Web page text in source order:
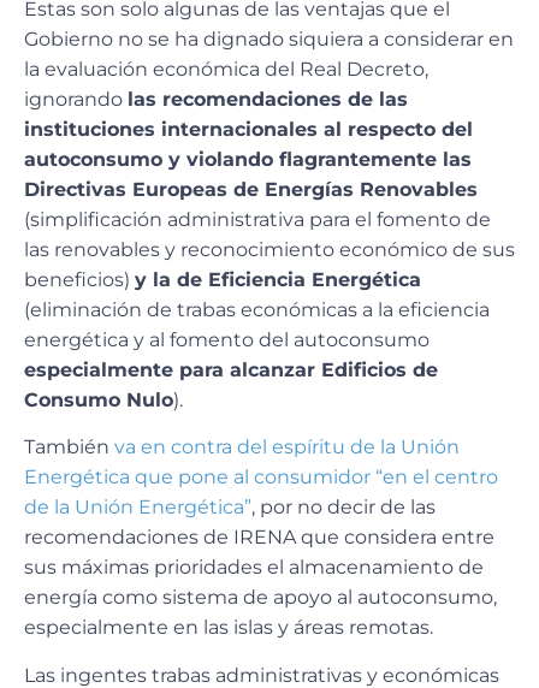
Estas son solo algunas de las ventajas que el
Gobierno no se ha dignado siquiera a considerar en
la evaluación económica del Real Decreto,
ignorando las recomendaciones de las
instituciones internacionales al respecto del
autoconsumo y violando flagrantemente las
Directivas Europeas de Energías Renovables
(simplificación administrativa para el fomento de
las renovables y reconocimiento económico de sus
beneficios) y la de Eficiencia Energética
(eliminación de trabas económicas a la eficiencia
energética y al fomento del autoconsumo
especialmente para alcanzar Edificios de
Consumo Nulo).
También va en contra del espíritu de la Unión
Energética que pone al consumidor “en el centro
de la Unión Energética”, por no decir de las
recomendaciones de IRENA que considera entre
sus máximas prioridades el almacenamiento de
energía como sistema de apoyo al autoconsumo,
especialmente en las islas y áreas remotas.
Las ingentes trabas administrativas y económicas